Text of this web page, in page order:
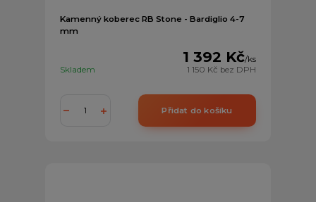
Kamenný koberec RB Stone - Bardiglio 4-7
mm
1 392 Kč/ks
1 150 Kč bez DPH
Skladem
Přidat do košíku